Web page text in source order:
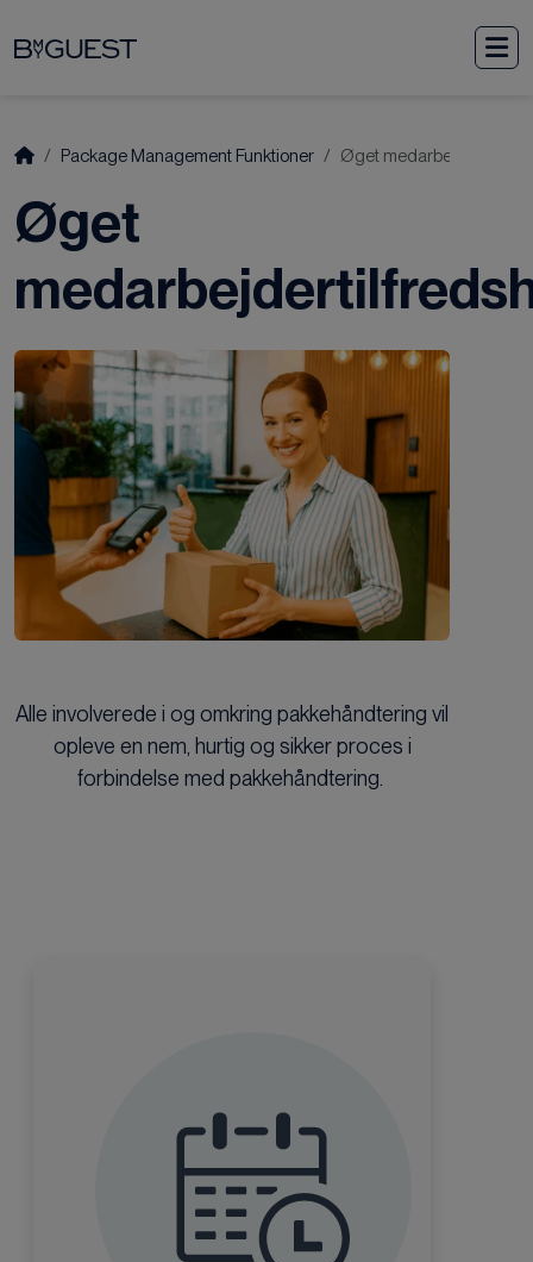
StartPackage Management Funktioner Øget
Øget
Alle involverede i og omkring pakkehåndtering vil
opleve en nem, hurtig og sikker proces i
forbindelse med pakkehåndtering.